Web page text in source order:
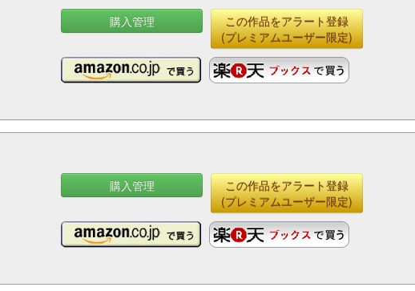
購入管理
この作品をアラート登録
(プレミアムユーザー限定)
購入管理
この作品をアラート登録
(プレミアムユーザー限定)